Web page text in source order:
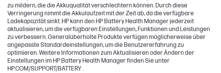
zu mildern, die die Akkuqualität verschlechtern können. Durch diese
Verringerung nimmt die Akkulaufzeit mit der Zeit ab, da die verfügbare
Ladekapazität sinkt. HP kann den HP Battery Health Manager jederzeit
aktualisieren, um die verfügbaren Einstellungen, Funktionen und Leistungen
zu verbessern. Generalüberholte Produkte verfügen möglicherweise über
angepasste Standardeinstellungen, um die Benutzererfahrung zu
optimieren. Weitere Informationen zum Aktualisieren oder Ändern der
Einstellungen im HP Battery Health Manager finden Sie unter
HP.COM/SUPPORT/BATTERY .